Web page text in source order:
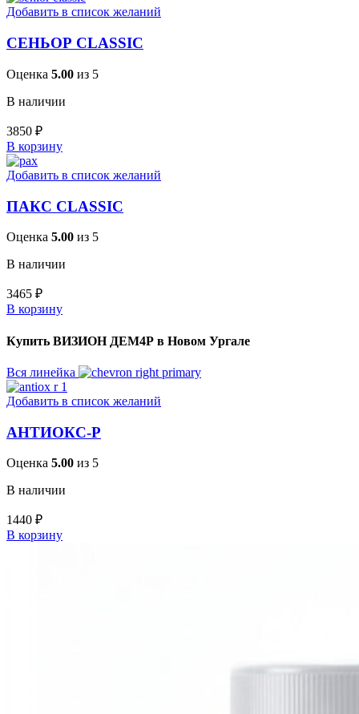
Добавить в список желаний
СЕНЬОР CLASSIC
Оценка 5.00 из 5
В наличии
3850 ₽
В корзину
Добавить в список желаний
ПАКС CLASSIC
Оценка 5.00 из 5
В наличии
3465 ₽
В корзину
Купить ВИЗИОН ДЕМ4Р в Новом Ургале
Вся линейка
Добавить в список желаний
АНТИОКС-Р
Оценка 5.00 из 5
В наличии
1440 ₽
В корзину